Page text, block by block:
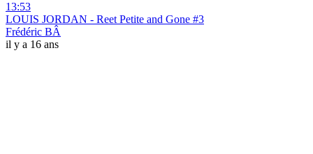
13:53
LOUIS JORDAN - Reet Petite and Gone #3
Frédéric BÂ
il y a 16 ans